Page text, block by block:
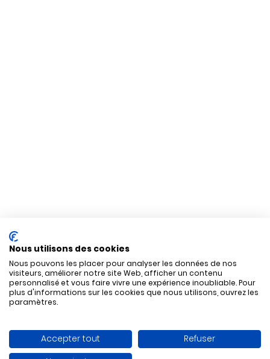
Nous utilisons des cookies
Nous pouvons les placer pour analyser les données de nos
visiteurs, améliorer notre site Web, afficher un contenu
personnalisé et vous faire vivre une expérience inoubliable. Pour
plus d'informations sur les cookies que nous utilisons, ouvrez les
paramètres.
Accepter tout
Refuser